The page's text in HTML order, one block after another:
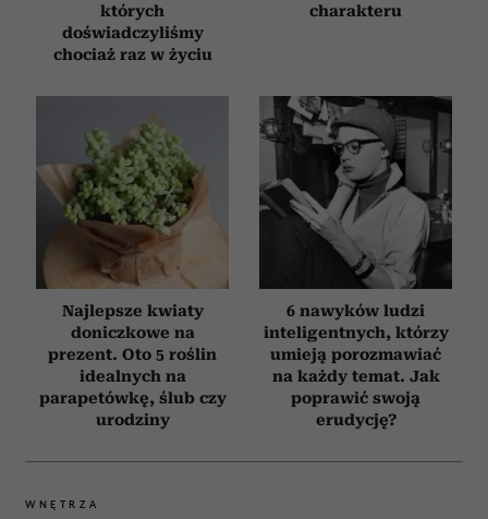
których
doświadczyliśmy
chociaż raz w życiu
charakteru
Najlepsze kwiaty
doniczkowe na
prezent. Oto 5 roślin
idealnych na
parapetówkę, ślub czy
urodziny
6 nawyków ludzi
inteligentnych, którzy
umieją porozmawiać
na każdy temat. Jak
poprawić swoją
erudycję?
WNĘTRZA